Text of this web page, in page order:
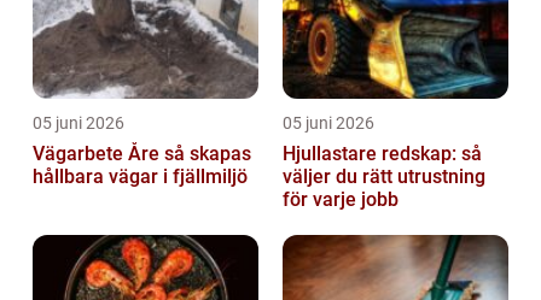
05 juni 2026
Vägarbete Åre så skapas
hållbara vägar i fjällmiljö
05 juni 2026
Hjullastare redskap: så
väljer du rätt utrustning
för varje jobb